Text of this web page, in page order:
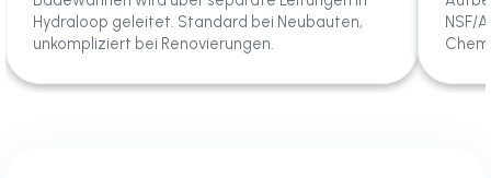
Hydraloop geleitet. Standard bei Neubauten,
unkompliziert bei Renovierungen.
NSF/